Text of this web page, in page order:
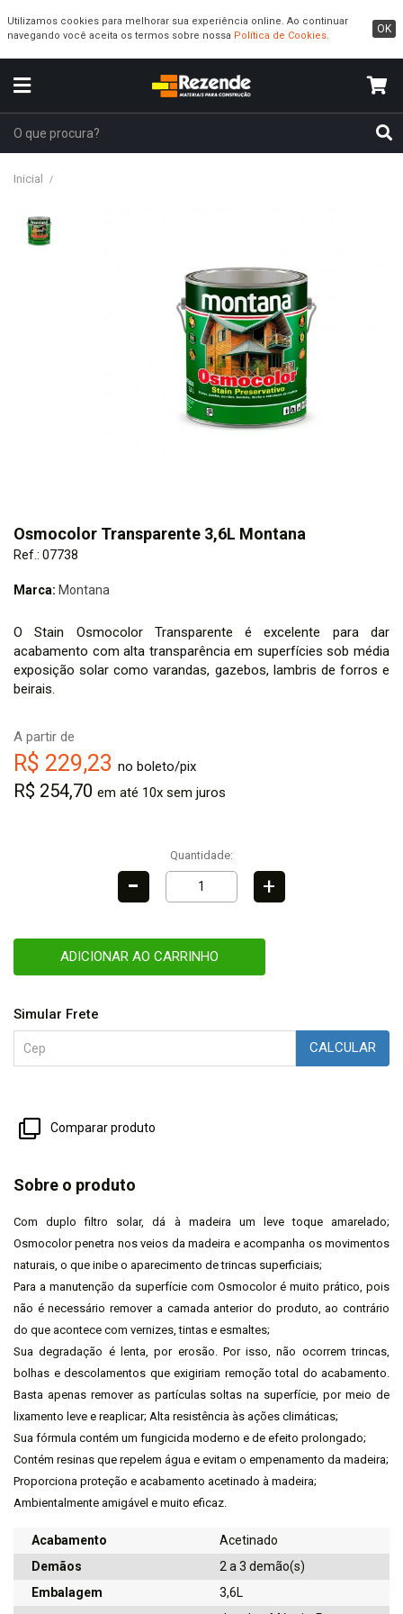
OK
Utilizamos cookies para melhorar sua experiência online. Ao continuar
navegando você aceita os termos sobre nossa Política de Cookies.
Inicial
Osmocolor Transparente 3,6L Montana
Ref.: 07738
Marca: Montana
O Stain Osmocolor Transparente é excelente para dar
acabamento com alta transparência em superfícies sob média
exposição solar como varandas, gazebos, lambris de forros e
beirais.
A partir de
R$ 229,23 no boleto/pix
R$ 254,70 em até 10x sem juros
Quantidade:
- +
ADICIONAR AO CARRINHO
Simular Frete
CALCULAR
Comparar produto
Sobre o produto
Com duplo filtro solar, dá à madeira um leve toque amarelado;
Osmocolor penetra nos veios da madeira e acompanha os movimentos
naturais, o que inibe o aparecimento de trincas superficiais;
Para a manutenção da superfície com Osmocolor é muito prático, pois
não é necessário remover a camada anterior do produto, ao contrário
do que acontece com vernizes, tintas e esmaltes;
Sua degradação é lenta, por erosão. Por isso, não ocorrem trincas,
bolhas e descolamentos que exigiriam remoção total do acabamento.
Basta apenas remover as partículas soltas na superfície, por meio de
lixamento leve e reaplicar; Alta resistência às ações climáticas;
Sua fórmula contém um fungicida moderno e de efeito prolongado;
Contém resinas que repelem água e evitam o empenamento da madeira;
Proporciona proteção e acabamento acetinado à madeira;
Ambientalmente amigável e muito eficaz.
Acabamento
Acetinado
Demãos
2 a 3 demão(s)
Embalagem
3,6L